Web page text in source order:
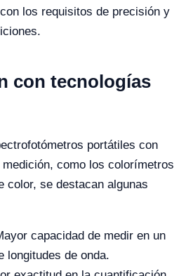
los requisitos de precisión y
con tecnologías
portátiles con
como los colorímetros
color, se destacan algunas
capacidad de medir en un
longitudes de onda.